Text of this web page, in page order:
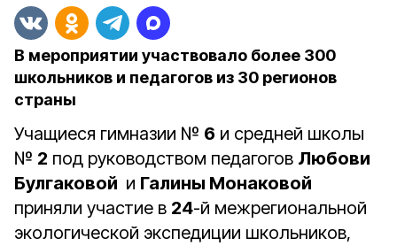
В мероприятии участвовало более 300
школьников и педагогов из 30 регионов
страны
Учащиеся гимназии № 6 и средней школы
№ 2 под руководством педагогов Любови
Булгаковой и Галины Монаковой
приняли участие в 24-й межрегиональной
экологической экспедиции школьников,